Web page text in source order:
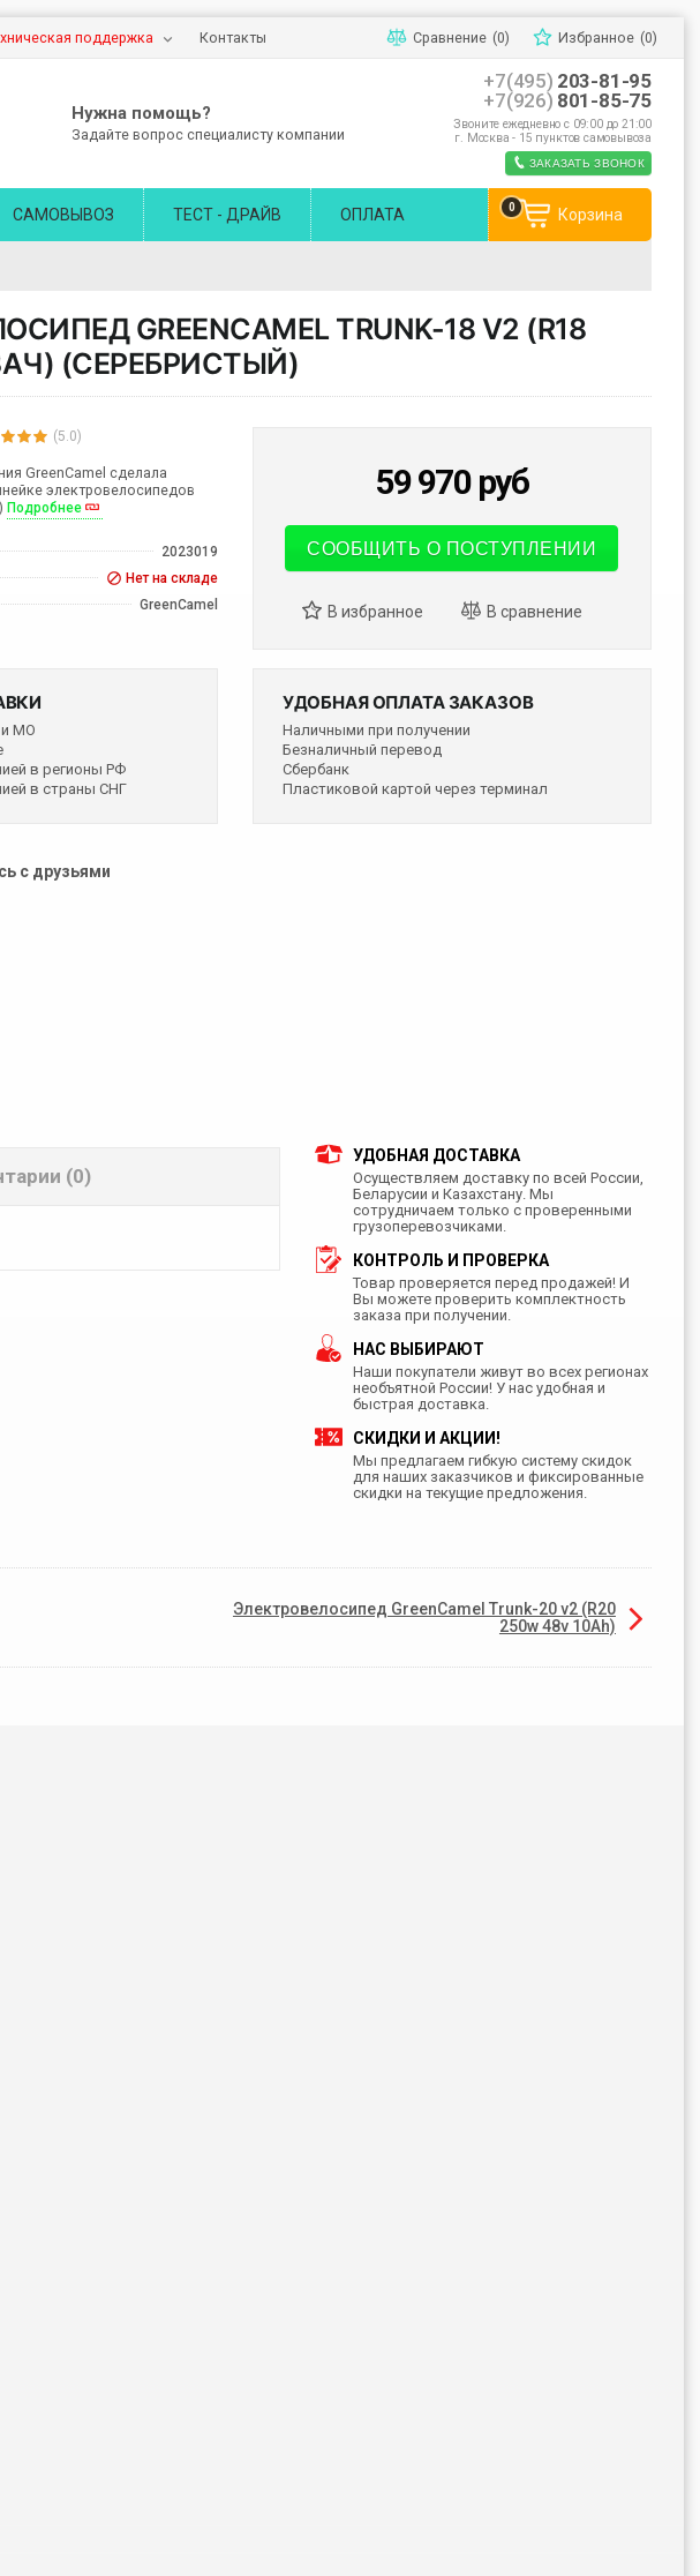
поддержка Контакты Сравнение (0) Избранное (0)
Нужна помощь?
Задайте вопрос специалисту компании
+7(495) 203-81-95
+7(926) 801-85-75
Звоните ежедневно с 09:00 до 21:00
г. Москва - 15 пунктов самовывоза
ЗАКАЗАТЬ ЗВОНОК
САМОВЫВОЗ ТЕСТ - ДРАЙВ ОПЛАТА Корзина
0
GREENCAMEL TRUNK-18 V2 (R18
(СЕРЕБРИСТЫЙ)
(5.0)
GreenCamel сделала
электровелосипедов
Подробнее
2023019
Нет на складе
GreenCamel
59 970 руб
СООБЩИТЬ О ПОСТУПЛЕНИИ
и МО
в регионы РФ
в страны СНГ
УДОБНАЯ ОПЛАТА ЗАКАЗОВ
Наличными при получении
Безналичный перевод
Сбербанк
Пластиковой картой через терминал
с друзьями
(0)
УДОБНАЯ ДОСТАВКА
Осуществляем доставку по всей России,
Беларусии и Казахстану. Мы
сотрудничаем только с проверенными
грузоперевозчиками.
КОНТРОЛЬ И ПРОВЕРКА
Товар проверяется перед продажей! И
Вы можете проверить комплектность
заказа при получении.
НАС ВЫБИРАЮТ
Наши покупатели живут во всех регионах
необъятной России! У нас удобная и
быстрая доставка.
СКИДКИ И АКЦИИ!
Мы предлагаем гибкую систему скидок
для наших заказчиков и фиксированные
скидки на текущие предложения.
Электровелосипед GreenCamel Trunk-20 v2 (R20
250w 48v 10Ah)